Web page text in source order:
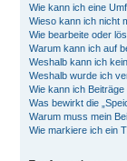
Wie kann ich eine
Wieso kann ich nicht
Wie bearbeite oder
Warum kann ich auf
Weshalb kann ich
Weshalb wurde ich
Wie kann ich
Was bewirkt die
Warum muss mein
Wie markiere ich ein